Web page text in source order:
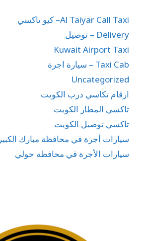
Al Taiyar Call Taxi– كيو تاكسي
Delivery – توصيل
Kuwait Airport Taxi
Taxi Cab – سيارة اجرة
Uncategorized
ارقام تكاسي درب الكويت
تاكسي المطار الكويت
تاكسي توصيل الكويت
سيارات أجرة في محافظة مبارك الكبير
سيارات الأجرة في محافظة حولي